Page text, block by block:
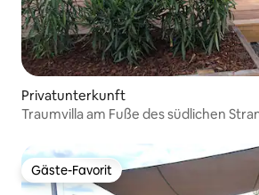
Privatunterkunft
Traumvilla am Fuße des südlichen
Gäste-Favorit
Gäste-Favorit